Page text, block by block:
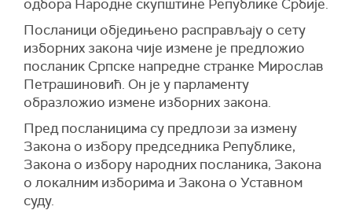
(Фонет, Танјуг)
одбора Народне скупштине Републике Србије.
Посланици обједињено расправљају о сету
изборних закона чије измене је предложио
посланик Српске напредне странке Мирослав
Петрашиновић. Он је у парламенту
образложио измене изборних закона.
Пред посланицима су предлози за измену
Закона о избору председника Републике,
Закона о избору народних посланика, Закона
о локалним изборима и Закона о Уставном
суду.